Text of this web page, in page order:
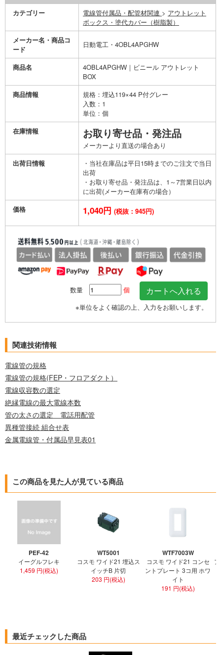
カテゴリー 電線管付属品・配管材関連 > アウトレット
ボックス・塗代カバー（樹脂製）
メーカー名・商品コ
ード
日動電工・4OBL4APGHW
商品名
4OBL4APGHW｜ビニール アウトレット
BOX
商品情報
規格：埋込119×44 P付グレー
入数：1
単位：個
在庫情報
お取り寄せ品・発注品
メーカーより直送の場合あり
出荷日情報
・当社在庫品は平日15時までのご注文で当日
出荷
・お取り寄せ品・発注品は、1～7営業日以内
に出荷(メーカー在庫有の場合）
価格
1,040円 (税抜：945円)
数量
個
※単位をよく確認の上、入力をお願いします。
関連技術情報
電線管の規格
電線管の規格(FEP・フロアダクト）
電線収容数の選定
絶縁電線の最大電線本数
管の太さの選定 電話用配管
異種管接続 組合せ表
金属電線管・付属品早見表01
この商品を見た人が見ている商品
PEF-42
イーグルフレキ
1,459 円(税込)
WT5001
コスモ ワイド21 埋込ス
イッチB 片切
203 円(税込)
WTF7003W
コスモ ワイド21 コンセ
ントプレート 3コ用 ホワ
イト
191 円(税込)
最近チェックした商品